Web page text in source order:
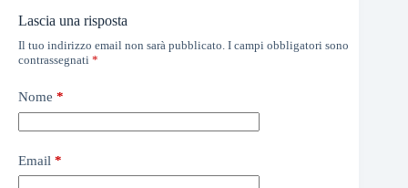
Lascia una risposta
Il tuo indirizzo email non sarà pubblicato. I campi obbligatori sono
contrassegnati *
Nome *
Email *